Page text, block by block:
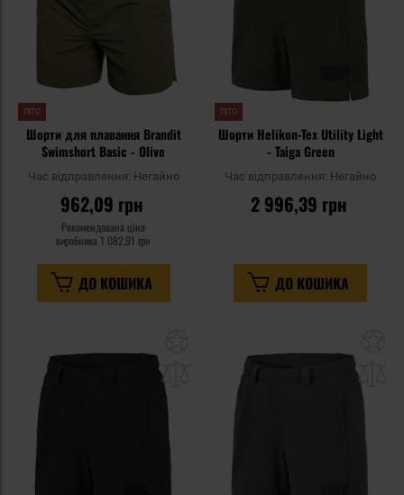
ЛІТО
Шорти для плавання Brandit
Swimshort Basic - Olive
Час відправлення: Негайно
962,09 грн
Рекомендована ціна
виробника 1 082,91 грн
ДО КОШИКА
ЛІТО
Шорти Helikon-Tex Utility Light
- Taiga Green
Час відправлення: Негайно
2 996,39 грн
ДО КОШИКА
уподобань